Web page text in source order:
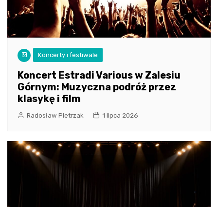
Koncerty i festiwale
Koncert Estradi Various w Zalesiu
Górnym: Muzyczna podróż przez
klasykę i film
Radosław Pietrzak 1 lipca 2026